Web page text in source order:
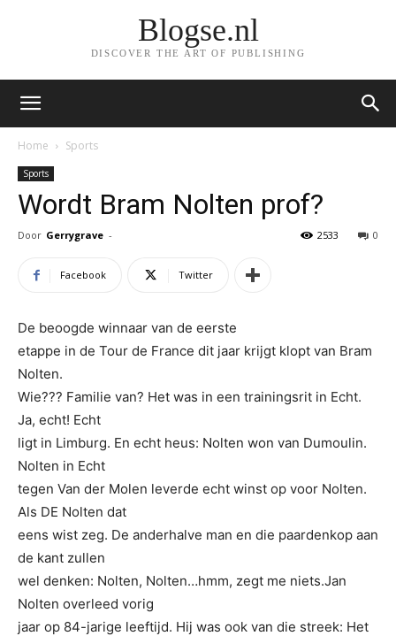
Blogse.nl
DISCOVER THE ART OF PUBLISHING
Home Sports
Sports
Wordt Bram Nolten prof?
Door Gerrygrave - 0
2533
Facebook Twitter
De beoogde winnaar van de eerste
etappe in de Tour de France dit jaar krijgt klopt van Bram
Nolten.
Wie??? Familie van? Het was in een trainingsrit in Echt.
Ja, echt! Echt
ligt in Limburg. En echt heus: Nolten won van Dumoulin.
Nolten in Echt
tegen Van der Molen leverde echt winst op voor Nolten.
Als DE Nolten dat
eens wist zeg. De anderhalve man en die paardenkop aan
de kant zullen
wel denken: Nolten, Nolten…hmm, zegt me niets.Jan
Nolten overleed vorig
jaar op 84-jarige leeftijd. Hij was ook van die streek: Het